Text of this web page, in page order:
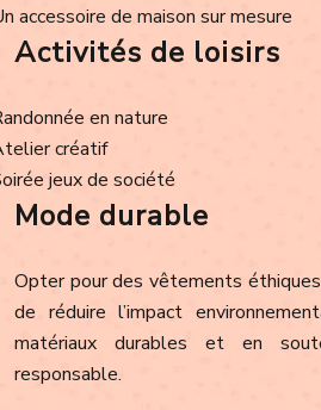
accessoire de maison sur mesure
Activités de loisirs
en nature
créatif
jeux de société
Mode durable
Opter pour des vêtements
de réduire l’impact
matériaux durables et en
responsable.